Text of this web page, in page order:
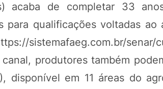
acaba de completar 33
qualificações voltadas ao
sistemafaeg.com.br/senar/
produtores também
disponível em 11 áreas do
POTOSÍ
Orgânico 1 LT
COMPRAR